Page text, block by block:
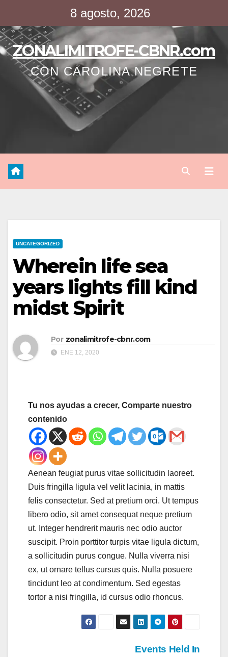
contenido
8 agosto, 2026
ZONALIMITROFE-CBNR.com
CON CAROLINA NEGRETE
UNCATEGORIZED
Wherein life sea
years lights fill kind
midst Spirit
Por zonalimitrofe-cbnr.com
ENE 12, 2020
Tu nos ayudas a crecer, Comparte nuestro
contenido
Aenean feugiat purus vitae sollicitudin laoreet.
Duis fringilla ligula vel velit lacinia, in mattis
felis consectetur. Sed at pretium orci. Ut tempus
libero odio, sit amet consequat neque pretium
ut. Integer hendrerit mauris nec odio auctor
suscipit. Proin porttitor turpis vitae ligula dictum,
a sollicitudin purus congue. Nulla viverra nisi
ex, ut ornare tellus cursus quis. Nulla posuere
tincidunt leo at condimentum. Sed egestas
tortor a nisi fringilla, id cursus odio rhoncus.
Events Held In